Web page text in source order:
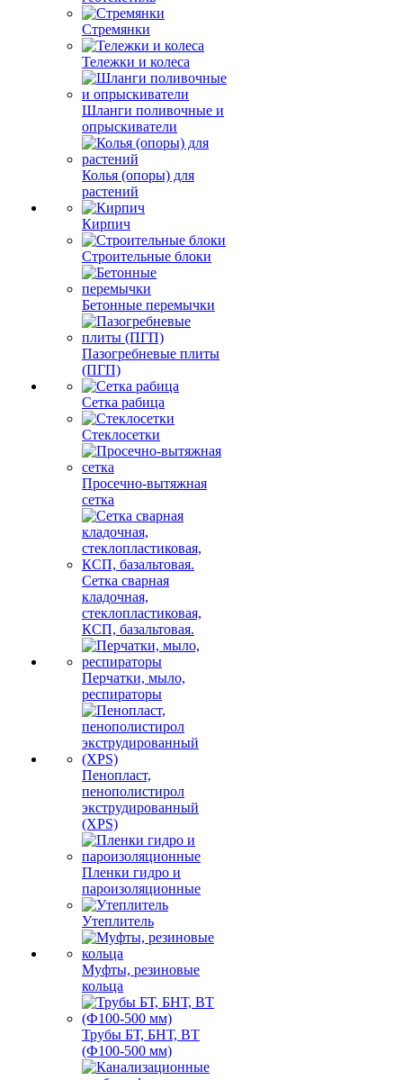
Стремянки
Тележки и колеса
Шланги поливочные и
опрыскиватели
Колья (опоры) для
растений
Кирпич
Строительные блоки
Бетонные перемычки
Пазогребневые плиты
(ПГП)
Сетка рабица
Стеклосетки
Просечно-вытяжная
сетка
Сетка сварная
кладочная,
стеклопластиковая,
КСП, базальтовая.
Перчатки, мыло,
респираторы
Пенопласт,
пенополистирол
экструдированный
(XPS)
Пленки гидро и
пароизоляционные
Утеплитель
Муфты, резиновые
кольца
Трубы БТ, БНТ, ВТ
(Ф100-500 мм)